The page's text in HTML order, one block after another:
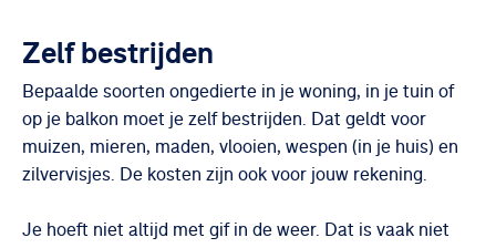
Zelf bestrijden
Bepaalde soorten ongedierte in je woning, in je tuin of
op je balkon moet je zelf bestrijden. Dat geldt voor
muizen, mieren, maden, vlooien, wespen (in je huis) en
zilvervisjes. De kosten zijn ook voor jouw rekening.
Je hoeft niet altijd met gif in de weer. Dat is vaak niet